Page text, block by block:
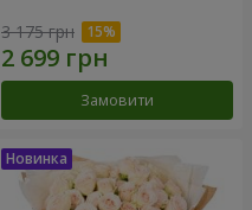
3 175 грн
Замовити